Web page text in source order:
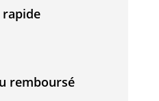
remboursé